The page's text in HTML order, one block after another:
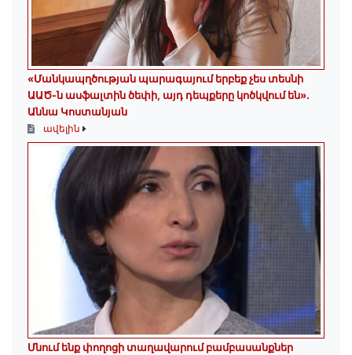
«Մանկապղծության պարագայում երբեք չես տեսնի
ԱԱԾ-ն ասֆալտին ծեփի, այդ դեպքերը կոծկվում են»․
Աննա Կոստանյան
ավելին
Մնում ենք փողոցի տաղավարում բամբասանքներ